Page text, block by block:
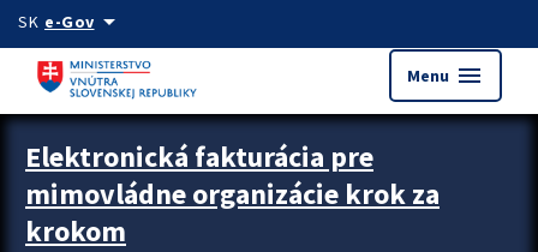
Preskocit na hlavný obsah
SK e-Govarrow_drop_down
Menu menu
Zastavit automatický posun upútavok
Elektronická fakturácia pre
mimovládne organizácie krok za
krokom